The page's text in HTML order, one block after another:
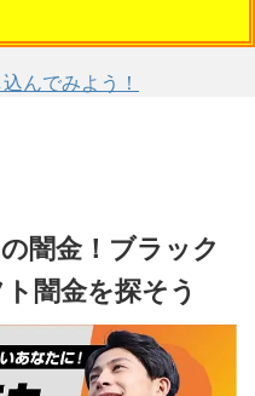
んでみよう！
闇金！ブラック
闇金を探そう